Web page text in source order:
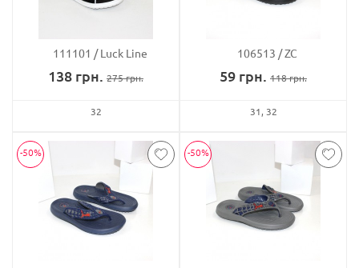
111101 Luck Line
138 грн. 275грн.
32
106513 ZC
59 грн. 118грн.
31 32
-50% -50%